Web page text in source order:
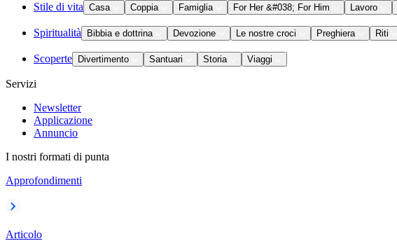
Stile di vita Casa Coppia Famiglia For Her &#038; For Him Lavoro
Spiritualità Bibbia e dottrina Devozione Le nostre croci Preghiera Riti
Scoperte Divertimento Santuari Storia Viaggi
Servizi
Newsletter
Applicazione
Annuncio
I nostri formati di punta
Approfondimenti
Articolo